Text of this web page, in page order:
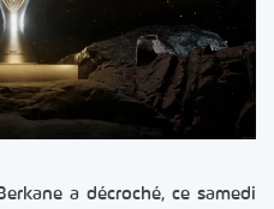
a décroché, ce samedi